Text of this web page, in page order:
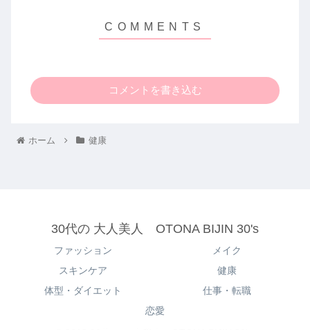
コメントを書き込む
ホーム 健康
30代の 大人美人 OTONA BIJIN 30's
ファッション
メイク
スキンケア
健康
体型・ダイエット
仕事・転職
恋愛